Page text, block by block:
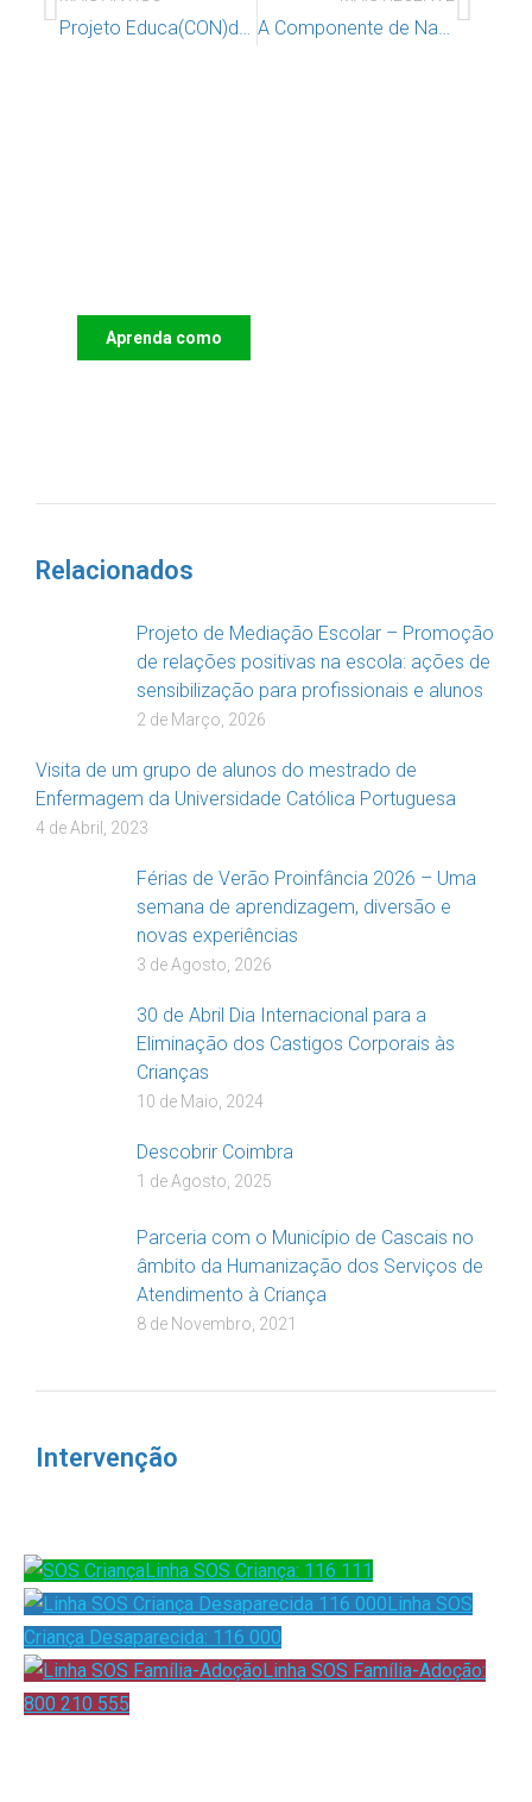
Aprenda como
Relacionados
Projeto de Mediação Escolar – Promoção
de relações positivas na escola: ações de
sensibilização para profissionais e alunos
2 de Março, 2026
Visita de um grupo de alunos do mestrado de
Enfermagem da Universidade Católica Portuguesa
4 de Abril, 2023
Férias de Verão Proinfância 2026 – Uma
semana de aprendizagem, diversão e
novas experiências
3 de Agosto, 2026
30 de Abril Dia Internacional para a
Eliminação dos Castigos Corporais às
Crianças
10 de Maio, 2024
Descobrir Coimbra
1 de Agosto, 2025
Parceria com o Município de Cascais no
âmbito da Humanização dos Serviços de
Atendimento à Criança
8 de Novembro, 2021
Intervenção
Linha SOS Criança: 116 111
Linha SOS
Criança Desaparecida: 116 000
Linha SOS Família-Adoção:
800 210 555